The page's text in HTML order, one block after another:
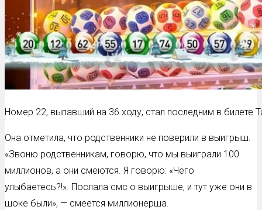
Номер 22, выпавший на 36 ходу, стал последним в билете
Она отметила, что родственники не поверили в выигрыш.
«Звоню родственникам, говорю, что мы выиграли 100
миллионов, а они смеются. Я говорю: «Чего
улыбаетесь?!». Послала смс о выигрыше, и тут уже они в
шоке были», — смеется миллионерша.